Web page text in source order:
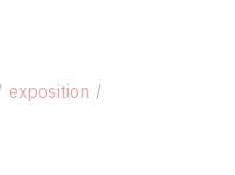
exposition